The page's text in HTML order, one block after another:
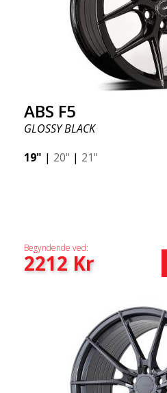
ABS F5
GLOSSY BLACK
19" | 20" | 21"
Begyndende ved:
2212Kr